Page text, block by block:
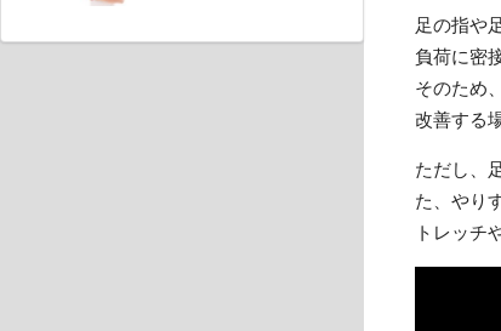
足の指や
負荷に密
そのため
改善する
ただし、
た、やり
トレッチ